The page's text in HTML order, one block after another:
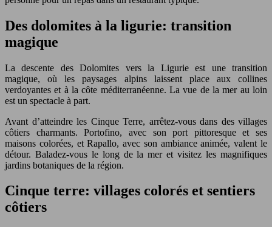
Des dolomites à la ligurie: transition
magique
La descente des Dolomites vers la Ligurie est une transition
magique, où les paysages alpins laissent place aux collines
verdoyantes et à la côte méditerranéenne. La vue de la mer au loin
est un spectacle à part.
Avant d’atteindre les Cinque Terre, arrêtez-vous dans des villages
côtiers charmants. Portofino, avec son port pittoresque et ses
maisons colorées, et Rapallo, avec son ambiance animée, valent le
détour. Baladez-vous le long de la mer et visitez les magnifiques
jardins botaniques de la région.
Cinque terre: villages colorés et sentiers
côtiers